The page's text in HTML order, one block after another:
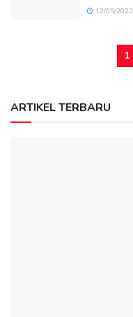
12/05/2022
1
ARTIKEL TERBARU